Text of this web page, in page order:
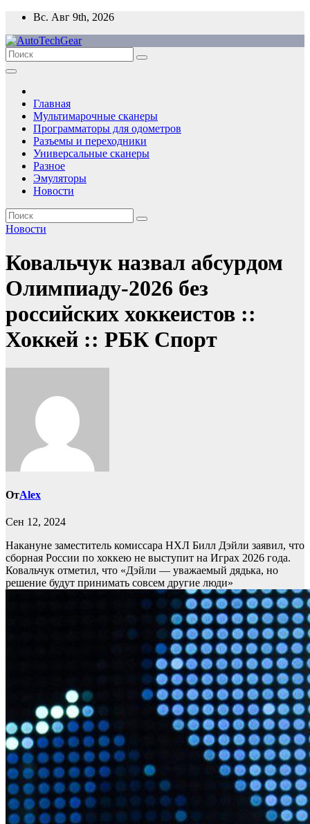
Перейти
содержимому
Вс. Авг 9th, 2026
Главная
Мультимарочные сканеры
Программаторы для одометров
Разъемы и переходники
Универсальные сканеры
Разное
Эмуляторы
Новости
Новости
Ковальчук назвал абсурдом
Олимпиаду-2026 без
российских хоккеистов ::
Хоккей :: РБК Спорт
ОтAlex
Сен 12, 2024
Накануне заместитель комиссара НХЛ Билл Дэйли заявил, что
сборная России по хоккею не выступит на Играх 2026 года.
Ковальчук отметил, что «Дэйли — уважаемый дядька, но
решение будут принимать совсем другие люди»